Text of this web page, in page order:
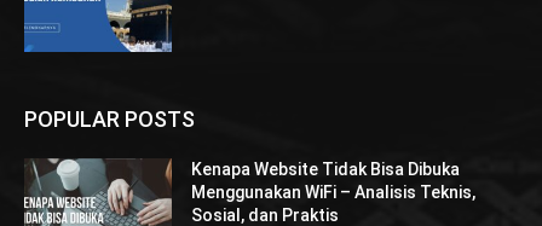
POPULAR POSTS
Kenapa Website Tidak Bisa Dibuka
Menggunakan WiFi – Analisis Teknis,
Sosial, dan Praktis